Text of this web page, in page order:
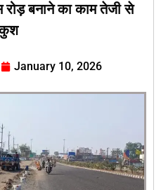
रोड़ बनाने का काम तेजी से
January 10, 2026